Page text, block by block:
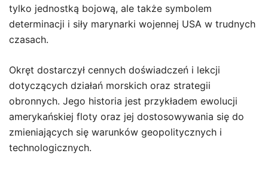
tylko jednostką bojową, ale także symbolem
determinacji i siły marynarki wojennej USA w trudnych
czasach.
Okręt dostarczył cennych doświadczeń i lekcji
dotyczących działań morskich oraz strategii
obronnych. Jego historia jest przykładem ewolucji
amerykańskiej floty oraz jej dostosowywania się do
zmieniających się warunków geopolitycznych i
technologicznych.